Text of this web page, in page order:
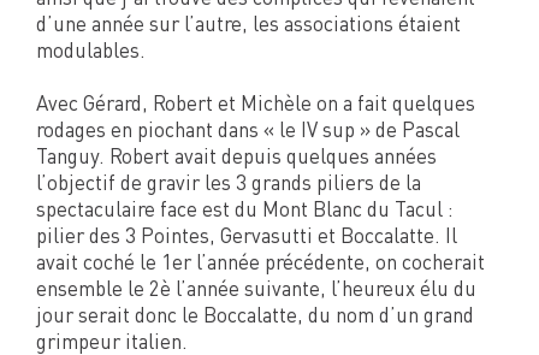
d’une année sur l’autre, les associations étaient
modulables.
Avec Gérard, Robert et Michèle on a fait quelques
rodages en piochant dans « le IV sup » de Pascal
Tanguy. Robert avait depuis quelques années
l’objectif de gravir les 3 grands piliers de la
spectaculaire face est du Mont Blanc du Tacul :
pilier des 3 Pointes, Gervasutti et Boccalatte. Il
avait coché le 1er l’année précédente, on cocherait
ensemble le 2è l’année suivante, l’heureux élu du
jour serait donc le Boccalatte, du nom d’un grand
grimpeur italien.